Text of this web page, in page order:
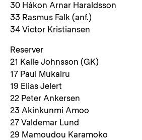
30 Hákon Arnar Haraldsson
33 Rasmus Falk (anf.)
34 Victor Kristiansen
Reserver
21 Kalle Johnsson (GK)
17 Paul Mukairu
19 Elias Jelert
22 Peter Ankersen
23 Akinkunmi Amoo
27 Valdemar Lund
29 Mamoudou Karamoko